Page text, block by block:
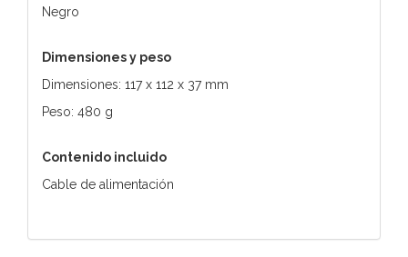
Negro
Dimensiones y peso
Dimensiones: 117 x 112 x 37 mm
Peso: 480 g
Contenido incluido
Cable de alimentación